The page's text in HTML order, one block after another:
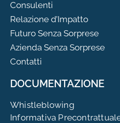
Consulenti
Relazione d’Impatto
Futuro Senza Sorprese
Azienda Senza Sorprese
Contatti
DOCUMENTAZIONE
Whistleblowing
Informativa